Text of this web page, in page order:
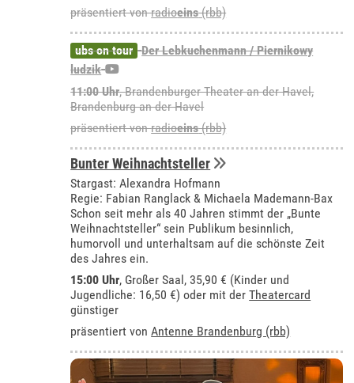
präsentiert vonradioeins(rbb)
ubs on tour Der Lebkuchenmann / Piernikowy
ludzik
11:00 Uhr,Brandenburger Theater an der Havel,
Brandenburg an der Havel
präsentiert vonradioeins(rbb)
Bunter Weihnachtsteller
Stargast: Alexandra Hofmann
Regie: Fabian Ranglack & Michaela Mademann-Bax
Schon seit mehr als 40 Jahren stimmt der „Bunte
Weihnachtsteller“ sein Publikum besinnlich,
humorvoll und unterhaltsam auf die schönste Zeit
des Jahres ein.
15:00 Uhr, Großer Saal, 35,90 € (Kinder und
Jugendliche: 16,50 €) oder mit derTheatercard
günstiger
präsentiert vonAntenne Brandenburg (rbb)